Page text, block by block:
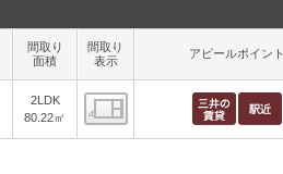
間取り
面積
間取り
表示
アピールポイント
2LDK
80.22㎡
間取り表示